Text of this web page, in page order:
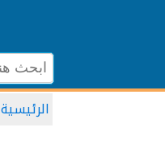
الرئيسية